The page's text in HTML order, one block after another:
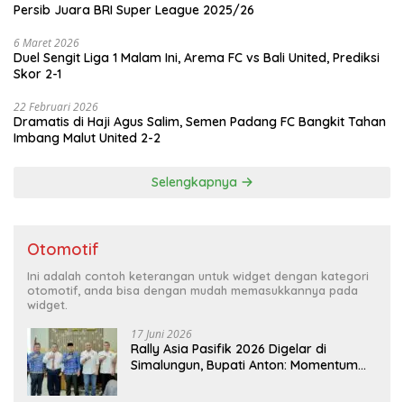
Persib Juara BRI Super League 2025/26
6 Maret 2026
Duel Sengit Liga 1 Malam Ini, Arema FC vs Bali United, Prediksi
Skor 2-1
22 Februari 2026
Dramatis di Haji Agus Salim, Semen Padang FC Bangkit Tahan
Imbang Malut United 2-2
Selengkapnya
Otomotif
Ini adalah contoh keterangan untuk widget dengan kategori
otomotif, anda bisa dengan mudah memasukkannya pada
widget.
17 Juni 2026
Rally Asia Pasifik 2026 Digelar di
Simalungun, Bupati Anton: Momentum